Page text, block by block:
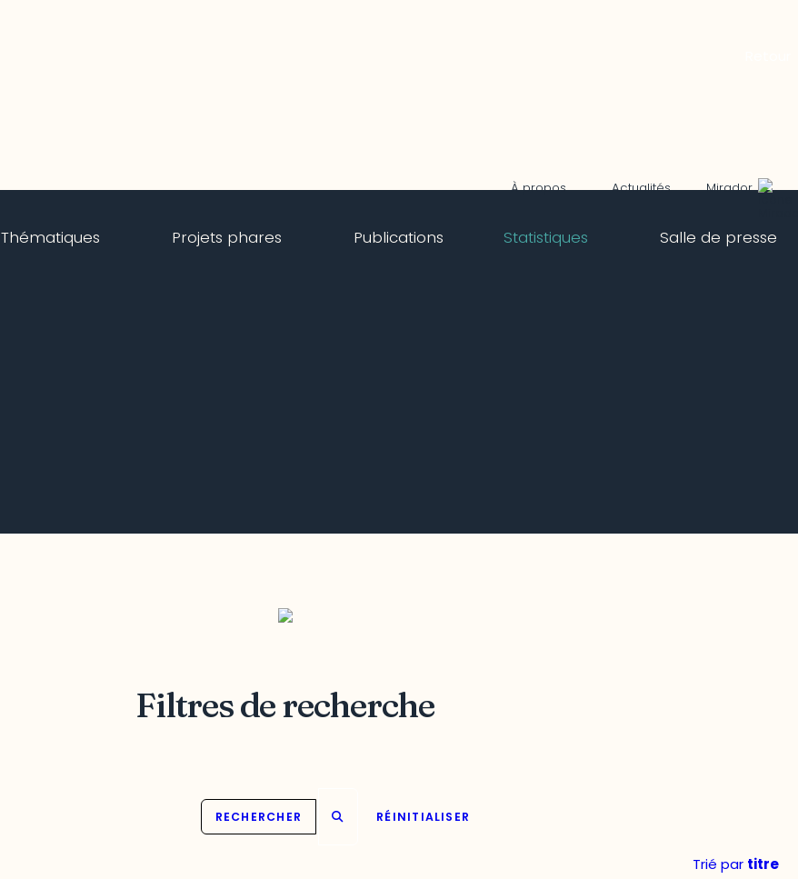
À propos Actualités Mirador
Thématiques Projets phares Publications Statistiques Salle de presse
Filtres de recherche
RECHERCHER RÉINITIALISER
Trié par titre